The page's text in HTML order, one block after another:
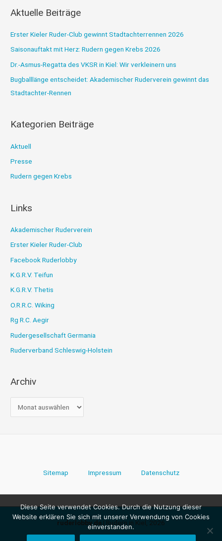
h
n
a
c
h
Aktuelle Beiträge
Erster Kieler Ruder-Club gewinnt Stadtachterrennen 2026
Saisonauftakt mit Herz: Rudern gegen Krebs 2026
Dr.-Asmus-Regatta des VKSR in Kiel: Wir verkleinern uns
Bugballlänge entscheidet: Akademischer Ruderverein gewinnt das
Stadtachter-Rennen
Kategorien Beiträge
Aktuell
Presse
Rudern gegen Krebs
Links
Akademischer Ruderverein
Erster Kieler Ruder-Club
Facebook Ruderlobby
K.G.R.V. Teifun
K.G.R.V. Thetis
O.R.R.C. Wiking
Rg R.C. Aegir
Rudergesellschaft Germania
Ruderverband Schleswig-Holstein
Archiv
r
Sitemap Impressum Datenschutz
ruderlobby.de | Rudern in Kiel, 2026
Diese Seite verwendet Cookies. Durch die Nutzung dieser
Website erklären Sie sich mit unserer Verwendung von Cookies
einverstanden.